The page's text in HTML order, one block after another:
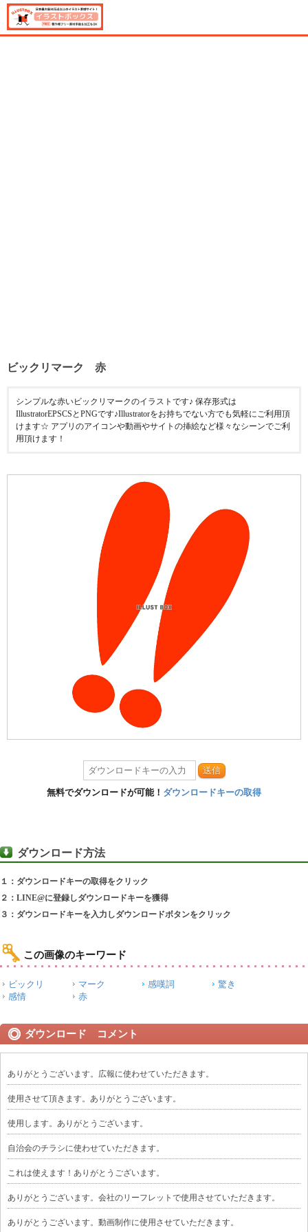
ビックリマーク 赤
シンプルな赤いビックリマークのイラストです♪ 保存形式は
IllustratorEPSCSとPNGです♪Illustratorをお持ちでない方でも気軽にご利用頂
けます☆ アプリのアイコンや動画やサイトの挿絵など様々なシーンでご利
用頂けます！
送信
無料でダウンロードが可能！ ダウンロードキーの取得
ダウンロード方法
１：ダウンロードキーの取得をクリック
２：LINE@に登録しダウンロードキーを獲得
３：ダウンロードキーを入力しダウンロードボタンをクリック
この画像のキーワード
ビックリ マーク 感嘆詞
驚き
感情
赤
ダウンロード コメント
ありがとうございます。広報に使わせていただきます。
使用させて頂きます。ありがとうございます。
使用します。ありがとうございます。
自治会のチラシに使わせていただきます。
これは使えます！ありがとうございます。
ありがとうございます。会社のリーフレットで使用させていただきます。
ありがとうございます。動画制作に使用させていただきます。